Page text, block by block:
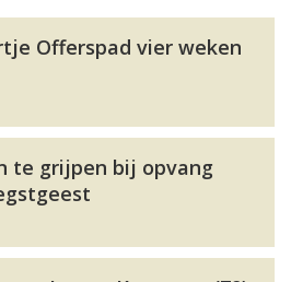
Offerspad vier weken
te grijpen bij opvang